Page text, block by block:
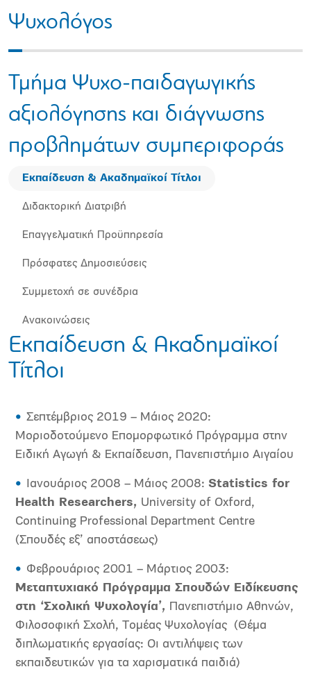
Ψυχολόγος
Τμήμα Ψυχο-παιδαγωγικής
αξιολόγησης και διάγνωσης
προβλημάτων συμπεριφοράς
Εκπαίδευση & Ακαδημαϊκοί Τίτλοι
Διδακτορική Διατριβή
Επαγγελματική Προϋπηρεσία
Πρόσφατες Δημοσιεύσεις
Συμμετοχή σε συνέδρια
Ανακοινώσεις
Εκπαίδευση & Ακαδημαϊκοί
Τίτλοι
Σεπτέμβριος 2019 – Μάιος 2020:
Μοριοδοτούμενο Επομορφωτικό Πρόγραμμα στην
Ειδική Αγωγή & Εκπαίδευση, Πανεπιστήμιο Αιγαίου
Ιανουάριος 2008 – Μάιος 2008: Statistics for
Health Researchers, University of Oxford,
Continuing Professional Department Centre
(Σπουδές εξ’ αποστάσεως)
Φεβρουάριος 2001 – Μάρτιος 2003:
Μεταπτυχιακό Πρόγραμμα Σπουδών Ειδίκευσης
στη ‘Σχολική Ψυχολογία’, Πανεπιστήμιο Αθηνών,
Φιλοσοφική Σχολή, Τομέας Ψυχολογίας (Θέμα
διπλωματικής εργασίας: Οι αντιλήψεις των
εκπαιδευτικών για τα χαρισματικά παιδιά)